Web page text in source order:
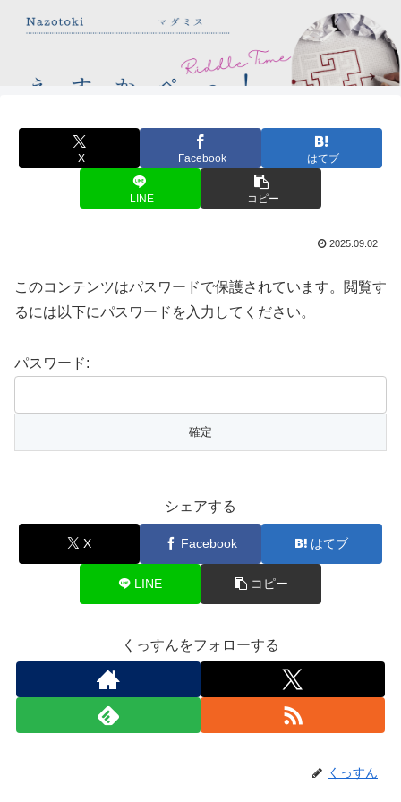
X Facebook はてブ
LINE コピー
2025.09.02
このコンテンツはパスワードで保護されています。閲覧す
るには以下にパスワードを入力してください。
パスワード:
シェアする
X Facebook はてブ
LINE コピー
くっすんをフォローする
くっすん